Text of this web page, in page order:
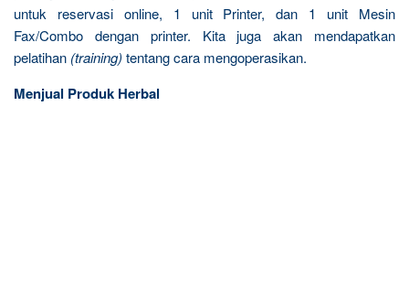
untuk reservasi online, 1 unit Printer, dan 1 unit Mesin
Fax/Combo dengan printer. Kita juga akan mendapatkan
pelatihan (training) tentang cara mengoperasikan.
Menjual Produk Herbal